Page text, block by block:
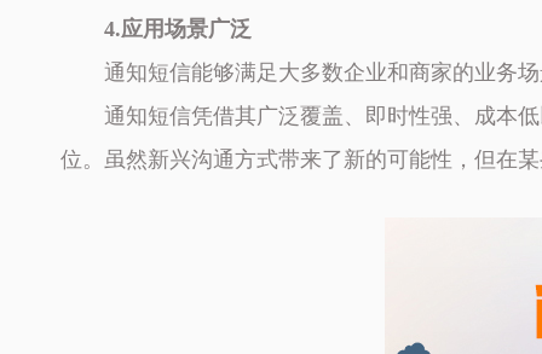
4.应用场景广泛
通知短信能够满足大多数企业和商家的业务
通知短信凭借其广泛覆盖、即时性强、成本
位。虽然新兴沟通方式带来了新的可能性，但在